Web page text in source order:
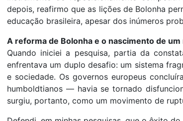
depois, reafirmo que as lições de Bolonha
educação brasileira, apesar dos inúmeros
A reforma de Bolonha e o nascimento de
Quando iniciei a pesquisa, partia da
enfrentava um duplo desafio: um sistema
e sociedade. Os governos europeus
humboldtianos — havia se tornado
surgiu, portanto, como um movimento de